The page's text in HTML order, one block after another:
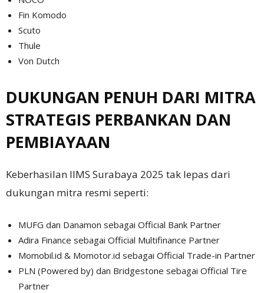
Fin Komodo
Scuto
Thule
Von Dutch
DUKUNGAN PENUH DARI MITRA
STRATEGIS PERBANKAN DAN
PEMBIAYAAN
Keberhasilan IIMS Surabaya 2025 tak lepas dari
dukungan mitra resmi seperti:
MUFG dan Danamon sebagai Official Bank Partner
Adira Finance sebagai Official Multifinance Partner
Momobil.id & Momotor.id sebagai Official Trade-in Partner
PLN (Powered by) dan Bridgestone sebagai Official Tire
Partner